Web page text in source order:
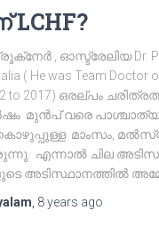
, ഓസ്ട്രേലിയ Dr.
( He was Team Doctor
to 2017) ഒരല്പം
മുൻപ് വരെ പാശ്ചാത്യ
കൊഴുപ്പുള്ള മാംസം,
എന്നാൽ ചില
അടിസ്ഥാനത്തിൽ
8 years ago